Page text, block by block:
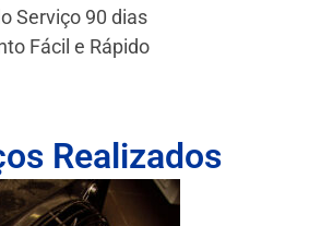
Serviço 90 dias
Fácil e Rápido
Realizados